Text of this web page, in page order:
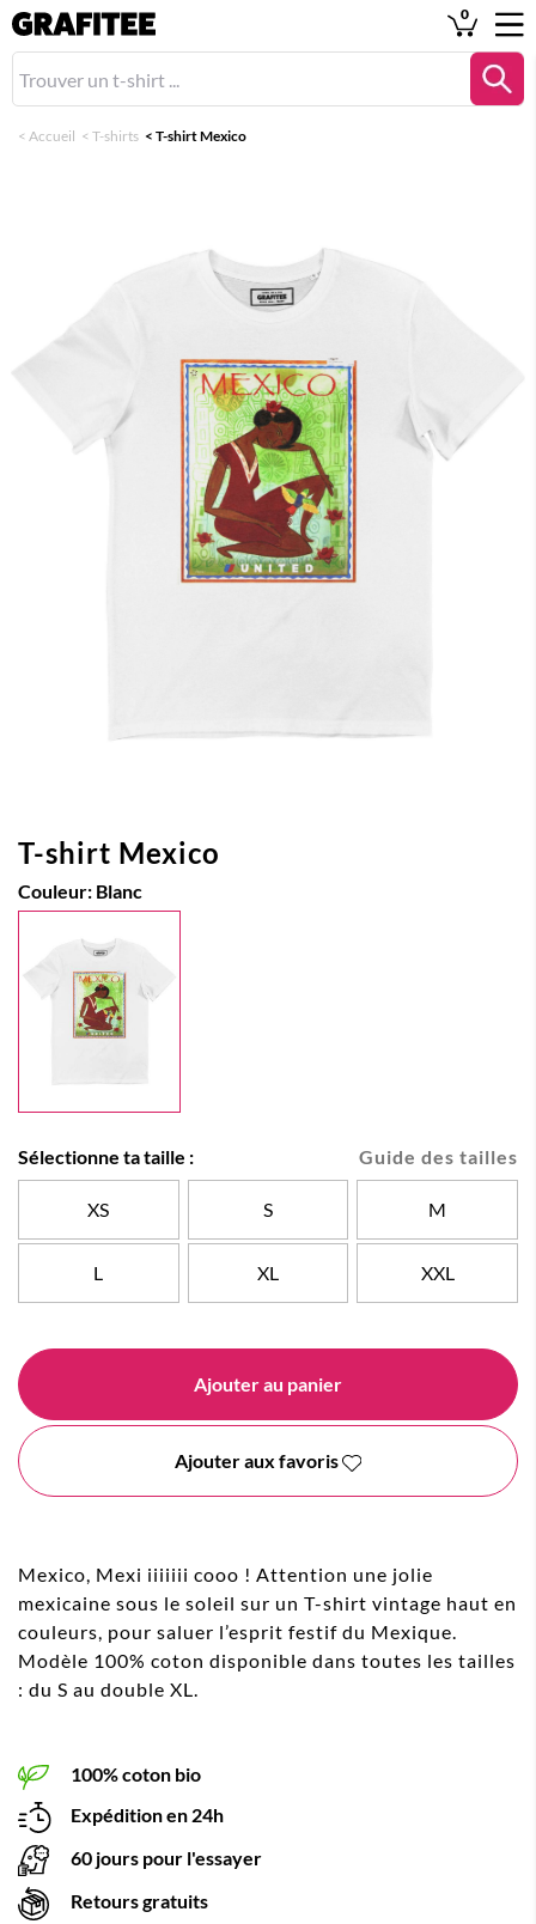
0
< Accueil < T-shirts < T-shirt Mexico
T-shirt Mexico
Couleur: Blanc
Guide des tailles
Sélectionne ta taille :
XS S M
L XL XXL
Ajouter au panier
Ajouter aux favoris
Mexico, Mexi iiiiiii cooo ! Attention une jolie
mexicaine sous le soleil sur un T-shirt vintage haut en
couleurs, pour saluer l’esprit festif du Mexique.
Modèle 100% coton disponible dans toutes les tailles
: du S au double XL.
100% coton bio
Expédition en 24h
60 jours pour l'essayer
Retours gratuits